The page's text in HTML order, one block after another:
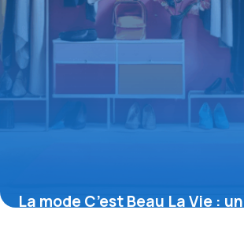
La mode C’est Beau La Vie :